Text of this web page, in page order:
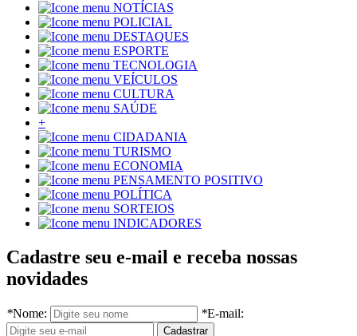
NOTÍCIAS
POLICIAL
DESTAQUES
ESPORTE
TECNOLOGIA
VEÍCULOS
CULTURA
SAÚDE
+
CIDADANIA
TURISMO
ECONOMIA
PENSAMENTO POSITIVO
POLÍTICA
SORTEIOS
INDICADORES
Cadastre seu e-mail e receba nossas
novidades
*Nome: *E-mail: